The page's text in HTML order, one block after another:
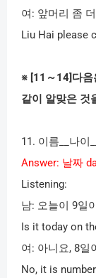
여 : 앞머리 좀
Liu Hai please
※ [11 ～14] 다
같이 알맞은 것
11. 이름 나이
Answer: 날짜
Listening:
남: 오늘이 9일
Is it today on
여 : 아니요, 8일
No, it is